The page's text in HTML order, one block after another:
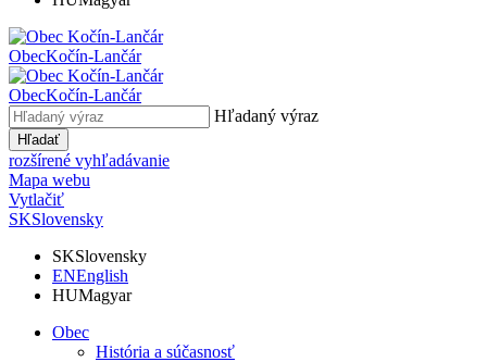
ObecKočín-Lančár
ObecKočín-Lančár
Hľadaný výraz
Hľadať
rozšírené vyhľadávanie
Mapa webu
Vytlačiť
SKSlovensky
SKSlovensky
ENEnglish
HUMagyar
Obec
História a súčasnosť